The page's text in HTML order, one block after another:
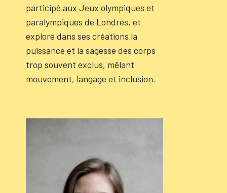
participé aux Jeux olympiques et
paralympiques de Londres, et
explore dans ses créations la
puissance et la sagesse des corps
trop souvent exclus, mêlant
mouvement, langage et inclusion.